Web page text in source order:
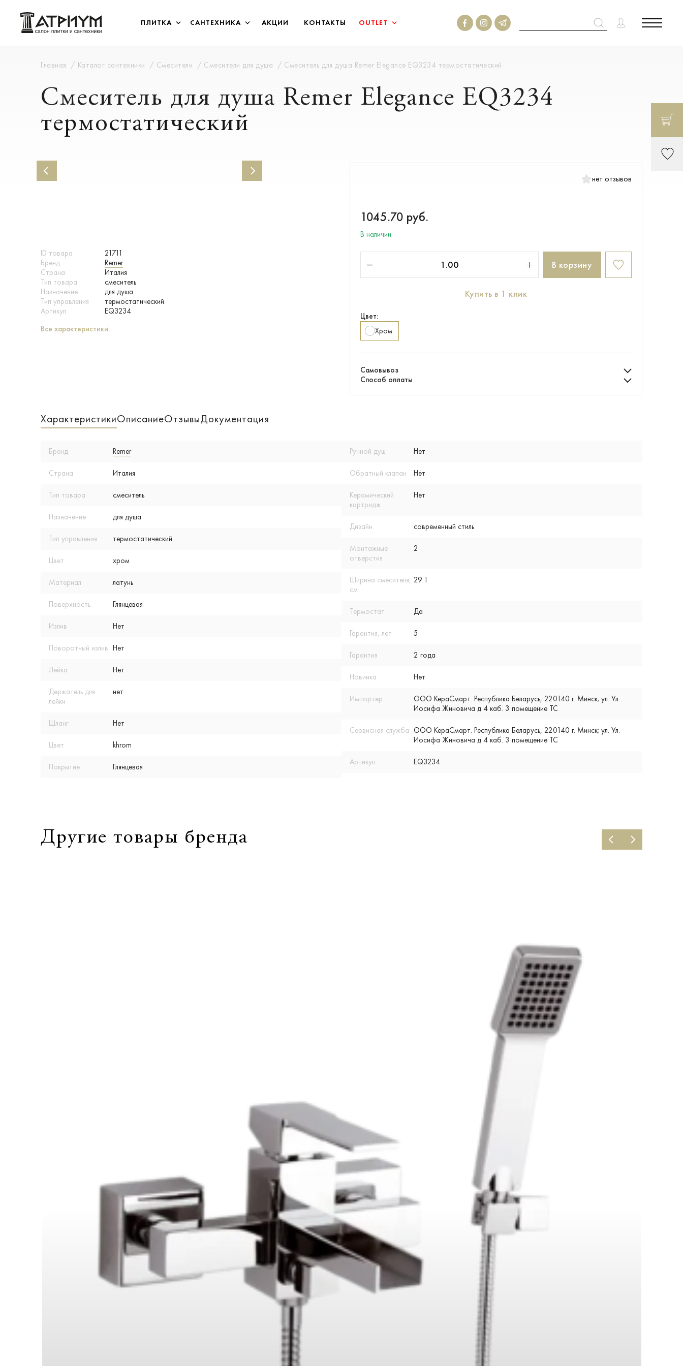
ПЛИТКА САНТЕХНИКА АКЦИИ КОНТАКТЫ OUTLET
Главная Каталог сантехники Смесители Смесители для душа Смеситель для душа Remer Elegance EQ3234 термостатический
Смеситель для душа Remer Elegance EQ3234
термостатический
ID товара
21711
Бренд
Remer
Страна
Италия
Тип товара
смеситель
Назначение
для душа
Тип управления
термостатический
Артикул
EQ3234
Все характеристики
нет отзывов
1045.70 руб.
В наличии
В корзину
Купить в 1 клик
Цвет:
Хром
Самовывоз
Способ оплаты
ХарактеристикиОписаниеОтзывыДокументация
Бренд Remer
Страна Италия
Тип товара смеситель
Назначение для душа
Тип управления термостатический
Цвет хром
Материал латунь
Поверхность Глянцевая
Излив Нет
Поворотный излив Нет
Лейка Нет
Держатель для
лейки
нет
Шланг Нет
Цвет khrom
Покрытие Глянцевая
Ручной душ Нет
Обратный клапан Нет
Керамический
картридж
Нет
Дизайн современный стиль
Монтажные
отверстия
2
Ширина смесителя,
см
29.1
Термостат Да
Гарантия, лет 5
Гарантия 2 года
Новинка Нет
Импортер
ООО КераСмарт. Республика Беларусь, 220140 г. Минск; ул. Ул.
Иосифа Жиновича д 4 каб. 3 помещение ТС
Сервисная служба ООО КераСмарт. Республика Беларусь, 220140 г. Минск; ул. Ул.
Иосифа Жиновича д 4 каб. 3 помещение ТС
Артикул EQ3234
Другие товары бренда